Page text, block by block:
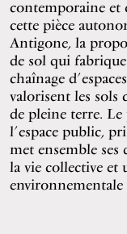
contemporaine et
cette pièce
Antigone, la
de sol qui
chaînage
valorisent les sols
de pleine terre.
l’espace public,
met ensemble
la vie collective et